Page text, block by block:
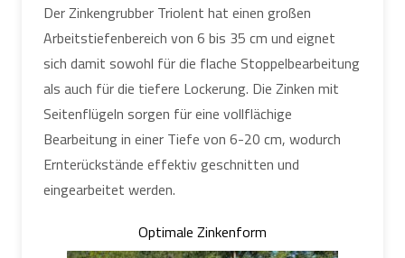
Der Zinkengrubber Triolent hat einen großen
Arbeitstiefenbereich von 6 bis 35 cm und eignet
sich damit sowohl für die flache Stoppelbearbeitung
als auch für die tiefere Lockerung. Die Zinken mit
Seitenflügeln sorgen für eine vollflächige
Bearbeitung in einer Tiefe von 6-20 cm, wodurch
Ernterückstände effektiv geschnitten und
eingearbeitet werden.
Optimale Zinkenform